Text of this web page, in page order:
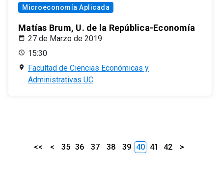
Microeconomía Aplicada
Matías Brum, U. de la República-Economía
27 de Marzo de 2019
15:30
Facultad de Ciencias Económicas y
Administrativas UC
<< < 35 36 37 38 39 40 41 42 >